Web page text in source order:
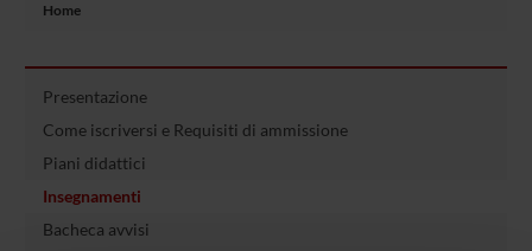
Home
Presentazione
Come iscriversi e Requisiti di ammissione
Piani didattici
Insegnamenti
Bacheca avvisi